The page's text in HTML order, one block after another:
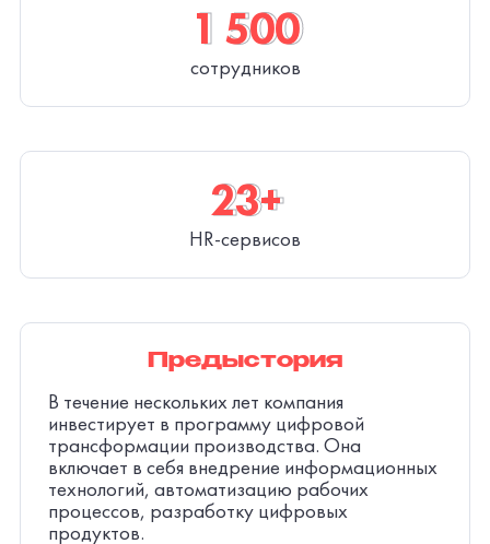
1 500
1 500
сотрудников
23+
23+
HR-сервисов
Предыстория
В течение нескольких лет компания
инвестирует в программу цифровой
трансформации производства. Она
включает в себя внедрение информационных
технологий, автоматизацию рабочих
процессов, разработку цифровых
продуктов.